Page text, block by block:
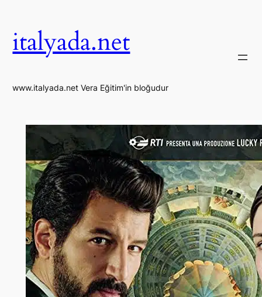
italyada.net
www.italyada.net Vera Eğitim'in bloğudur